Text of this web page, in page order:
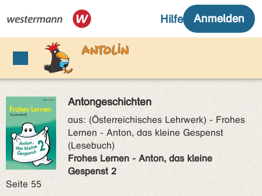
Antongeschichten
aus: (Österreichisches Lehrwerk) - Frohes
Lernen - Anton, das kleine Gespenst
(Lesebuch)
Frohes Lernen - Anton, das kleine
Gespenst 2
Seite 55